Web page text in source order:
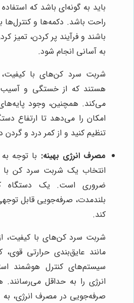
باید به گونه‌ای باشد که
راحت باشد. دکمه‌ها و کنترل‌ها
باشند و فرآیند پر کردن، تمیز
به آسانی انجام شود.
شربت سرد کن‌های با کیفیت،
هستند که از خستگی و آسیب
می‌کند. همچنین، وجود
امکان را می‌دهد تا ارتفاع
تنظیم کنید و از کمر درد و گردن
مصرف انرژی بهینه: با توجه
انتخاب یک شربت سرد کن با
ضروری است. یک دستگاه
بلندمدت، صرفه‌جویی قابل
کند.
شربت سرد کن‌های با کیفیت،
مانند عایق‌بندی حرارتی
سیستم‌های کنترل هوشمند
انرژی را به حداقل
صرفه‌جویی در مصرف انرژی،